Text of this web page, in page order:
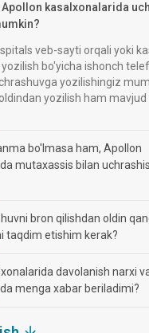
Apollon kasalxonalarida
veb-sayti orqali yoki
bo'yicha ishonch
yozilishingiz
yozilish ham
bo'lmasa ham, Apollon
mutaxassis bilan
bron qilishdan oldin
taqdim etishim kerak?
davolanish narxi
menga xabar beriladimi?